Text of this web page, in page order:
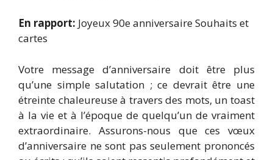
En rapport: Joyeux 90e anniversaire Souhaits et
cartes
Votre message d’anniversaire doit être plus
qu’une simple salutation ; ce devrait être une
étreinte chaleureuse à travers des mots, un toast
à la vie et à l’époque de quelqu’un de vraiment
extraordinaire. Assurons-nous que ces vœux
d’anniversaire ne sont pas seulement prononcés